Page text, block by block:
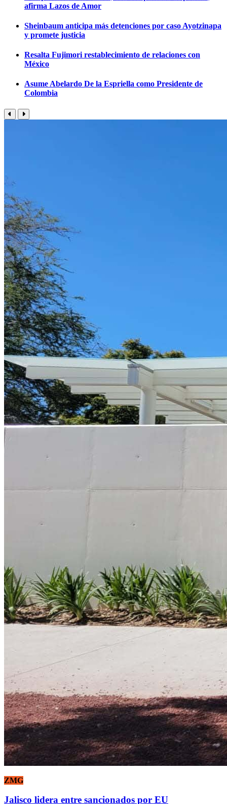
afirma Lazos de Amor
Sheinbaum anticipa más detenciones por caso Ayotzinapa
y promete justicia
Resalta Fujimori restablecimiento de relaciones con
México
Asume Abelardo De la Espriella como Presidente de
Colombia
ZMG
Jalisco lidera entre sancionados por EU